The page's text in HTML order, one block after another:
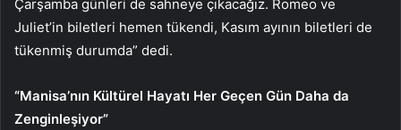
Çarşamba günleri de sahneye çıkacağız. Romeo ve
Juliet’in biletleri hemen tükendi, Kasım ayının biletleri de
tükenmiş durumda” dedi.
“Manisa’nın Kültürel Hayatı Her Geçen Gün Daha da
Zenginleşiyor”